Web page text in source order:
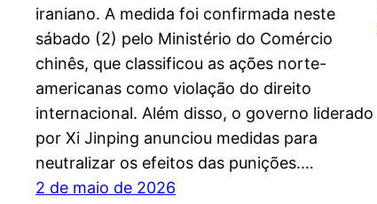
iraniano. A medida foi confirmada neste
sábado (2) pelo Ministério do Comércio
chinês, que classificou as ações norte-
americanas como violação do direito
internacional. Além disso, o governo liderado
por Xi Jinping anunciou medidas para
neutralizar os efeitos das punições.…
2 de maio de 2026